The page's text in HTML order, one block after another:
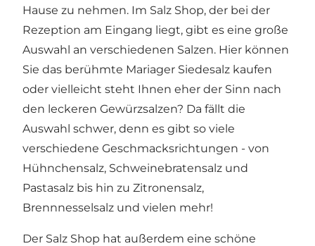
Hause zu nehmen. Im Salz Shop, der bei der
Rezeption am Eingang liegt, gibt es eine große
Auswahl an verschiedenen Salzen. Hier können
Sie das berühmte Mariager Siedesalz kaufen
oder vielleicht steht Ihnen eher der Sinn nach
den leckeren Gewürzsalzen? Da fällt die
Auswahl schwer, denn es gibt so viele
verschiedene Geschmacksrichtungen - von
Hühnchensalz, Schweinebratensalz und
Pastasalz bis hin zu Zitronensalz,
Brennnesselsalz und vielen mehr!
Der Salz Shop hat außerdem eine schöne